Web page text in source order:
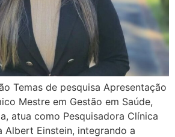
Temas de pesquisa Apresentação
Mestre em Gestão em Saúde,
atua como Pesquisadora Clínica
Albert Einstein, integrando a